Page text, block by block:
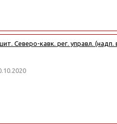
Северо-кавк. рег. управл. (надп.